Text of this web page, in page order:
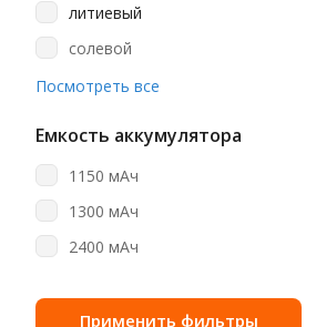
cr123a
cr1616
cr2
cr2016
cr2025
литиевый
солевой
щелочная
Посмотреть все
Емкость аккумулятора
1150 мАч
1300 мАч
2400 мАч